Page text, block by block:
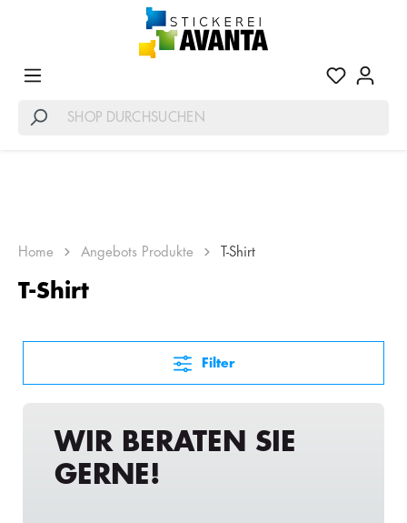
Home Angebots Produkte T-Shirt
T-Shirt
Filter
WIR BERATEN SIE
GERNE!